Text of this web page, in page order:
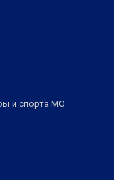
и спорта МО